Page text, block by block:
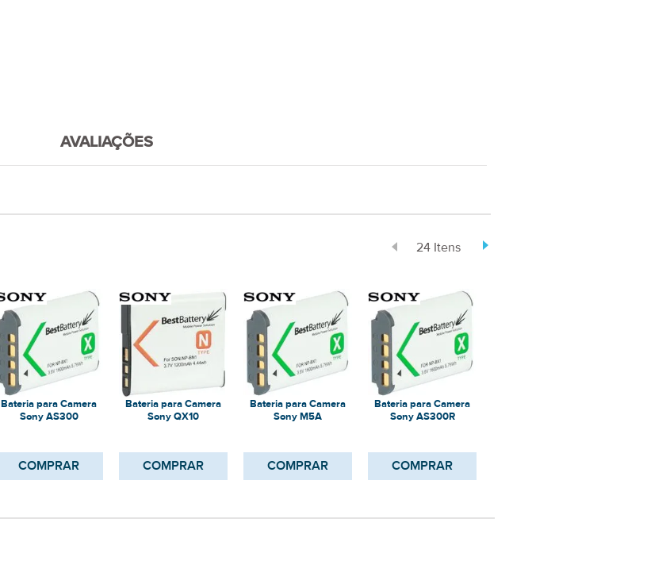
AVALIAÇÕES
24 Itens
Bateria para Camera
Sony AS300
COMPRAR
Bateria para Camera
Sony QX10
COMPRAR
Bateria para Camera
Sony M5A
COMPRAR
Bateria para Camera
Sony AS300R
COMPRAR